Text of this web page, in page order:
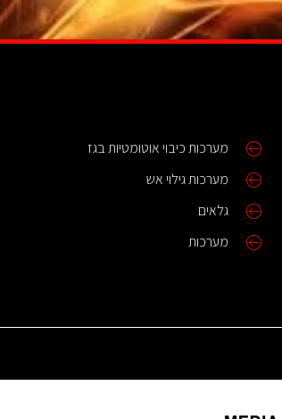
מערכות כיבוי אוטומטיות בגז
מערכות גילוי אש
גלאים
מערכות